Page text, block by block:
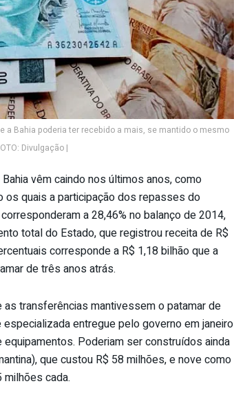
a Bahia poderia ter recebido a mais, se mantido o mesmo
Divulgação |
vêm caindo nos últimos anos, como
quais a participação dos repasses do
a 28,46% no balanço de 2014,
total do Estado, que registrou receita de R$
corresponde a R$ 1,18 bilhão que a
de três anos atrás.
transferências mantivessem o patamar de
entregue pelo governo em janeiro
Poderiam ser construídos ainda
que custou R$ 58 milhões, e nove como
milhões cada.